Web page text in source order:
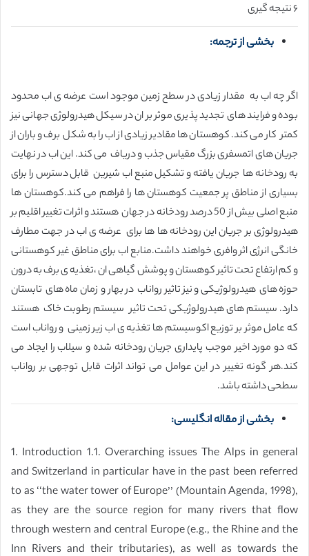
۶ نتیجه گیری
بخشی از ترجمه:
اگر چه اب به مقدار زیادی در سطح زمین موجود است عرضه ی اب محدود
بوده و فرایند های تجدید پذیری موثر بر ان در سیکل هیدرولوژی جهانی نیز
کمتر کار می کند. کوهستان ها مقادیر زیادی از اب را به شکل برف و باران از
جریان های اتمسفری بزرگ مقیاس جذب و دریاف می کند. این اب در نهایت
به رودخانه ها جریان یافته و تشکیل منبع اب شیرین قابل دسترس را برای
بسیاری از مناطق پر جمعیت کوهستان ها را فراهم می کند.کوهستان ها
منبع اصلی بیش از 50 درصد رودخانه در جهان هستند و اثرات تغییر اقلیم بر
هیدرولوژی بر جریان این رودخانه ها ها برای عرضه ی اب در جهت مطارف
خانگی انرژی اثر وافری خواهند داشت.منابع اب برای مناطق غیر کوهستانی
و کم ارتفاع تحت تاثیر کوهستان و پوشش گیاهی ان ،تغذیه ی برف به درون
حوزه های هیدرولوژیکی و نیز تاثیر رواناب در بهار و زمان ماه های تابستان
دارد. سیستم های هیدرولوژیکی تحت تاثیر سیستم رطوبت خاک هستند
که عامل موثر بر توزیع اکوسیستم ها تغذیه ی اب زیر زمینی و رواناب است
که دو مورد اخیر موجب پایداری جریان رودخانه شده و سیلاب را ایجاد می
کند.هر گونه تغییر در این عوامل می تواند اثرات قابل توجهی بر رواناب
سطحی داشته باشد.
بخشی از مقاله انگلیسی:
1. Introduction 1.1. Overarching issues The Alps in general
and Switzerland in particular have in the past been referred
to as ‘‘the water tower of Europe’’ (Mountain Agenda, 1998),
as they are the source region for many rivers that flow
through western and central Europe (e.g., the Rhine and the
Inn Rivers and their tributaries), as well as towards the